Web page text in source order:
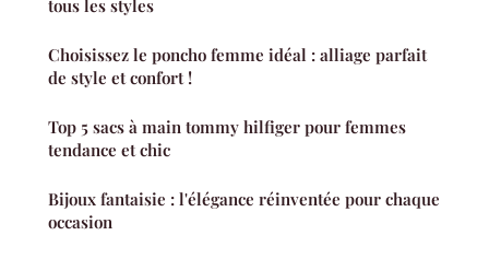
tous les styles
Choisissez le poncho femme idéal : alliage parfait
de style et confort !
Top 5 sacs à main tommy hilfiger pour femmes
tendance et chic
Bijoux fantaisie : l'élégance réinventée pour chaque
occasion